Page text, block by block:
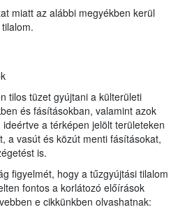
miatt az alábbi megyékben kerül
tilos tüzet gyújtani a külterületi
és fásításokban, valamint azok
a térképen jelölt területeken
a vasút és közút menti fásításokat,
is.
figyelmét, hogy a tűzgyújtási tilalom
fontos a korlátozó előírások
e cikkünkben olvashatnak: